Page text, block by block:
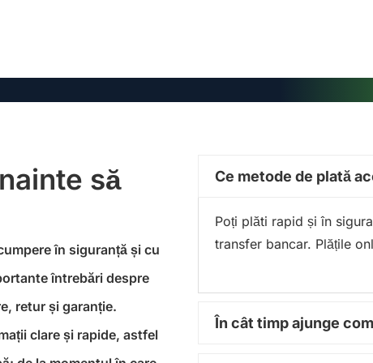
să
în siguranță și cu
întrebări despre
retur și garanție.
clare și rapide, astfel
Ce metode de plată
Poți plăti rapid și în
transfer bancar. Plățile
În cât timp ajunge